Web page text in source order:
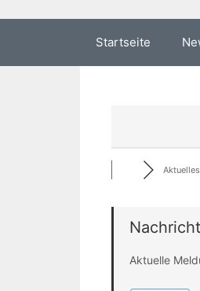
Startseite
Aktuelles
Aktuelle